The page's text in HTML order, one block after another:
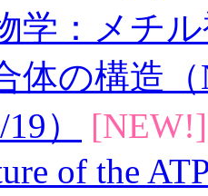
学：メチ
体の構造
）
[NEW!]
of the